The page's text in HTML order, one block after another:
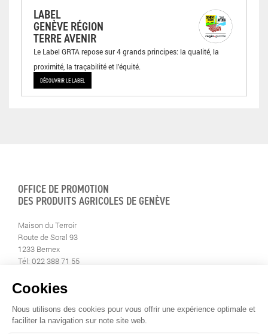
LABEL
GENÈVE RÉGION
TERRE AVENIR
Le Label GRTA repose sur 4 grands principes: la qualité, la
proximité, la traçabilité et l’équité.
DÉCOUVRIR LE LABEL
OFFICE DE PROMOTION
DES PRODUITS AGRICOLES DE GENÈVE
Maison du Terroir
Route de Soral 93
1233 Bernex
Tél: 022 388 71 55
info@geneveterroir.ge.ch
RESTEZ AU CONTACT DE
TOUTE L’ACTUALITÉ DU TERROIR